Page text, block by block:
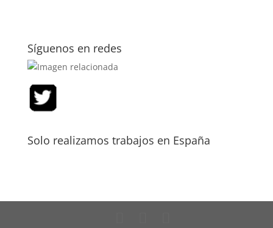
Síguenos en redes
Solo realizamos trabajos en España